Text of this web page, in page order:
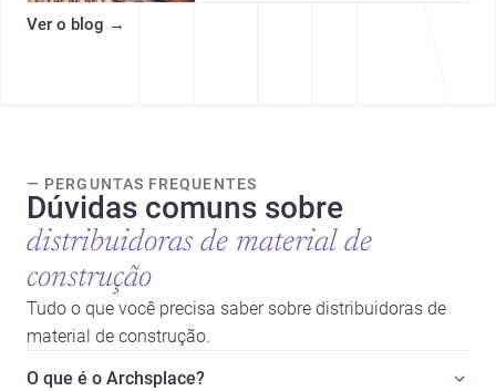
Ver o blog →
— PERGUNTAS FREQUENTES
Dúvidas comuns sobre
distribuidoras de material de
construção
Tudo o que você precisa saber sobre distribuidoras de
material de construção.
O que é o Archsplace?